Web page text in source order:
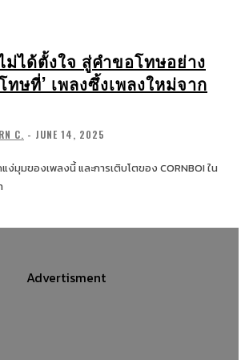
ได้ตั้งใจ สู่คำขอโทษอย่าง
ทษที่’ เพลงซึ้งเพลงใหม่จาก
C. - JUNE 14, 2025
ง่มุมของเพลงนี้ และการเติบโตของ CORNBOI ใน
Advertisment